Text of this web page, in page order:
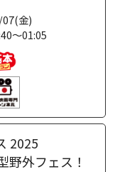
金)
～01:05
2025
外フェス！